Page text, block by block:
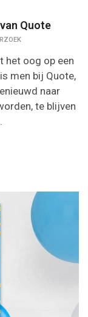
Quote
het oog op een
men bij Quote,
naar
te blijven